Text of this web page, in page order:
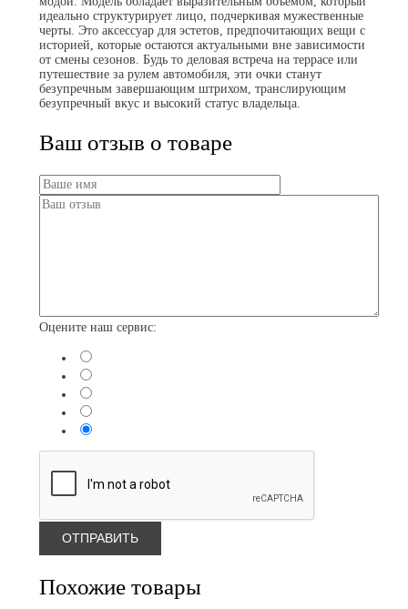
идеально структурирует лицо, подчеркивая мужественные
черты. Это аксессуар для эстетов, предпочитающих вещи с
историей, которые остаются актуальными вне зависимости
от смены сезонов. Будь то деловая встреча на террасе или
путешествие за рулем автомобиля, эти очки станут
безупречным завершающим штрихом, транслирующим
безупречный вкус и высокий статус владельца.
Ваш отзыв о товаре
Оцените наш сервис:
Похожие товары